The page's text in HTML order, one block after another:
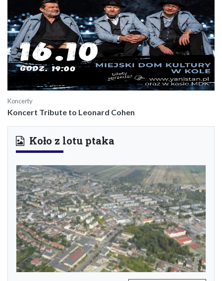
Koncerty
Koncert Tribute to Leonard Cohen
Koło z lotu ptaka
Previous Next